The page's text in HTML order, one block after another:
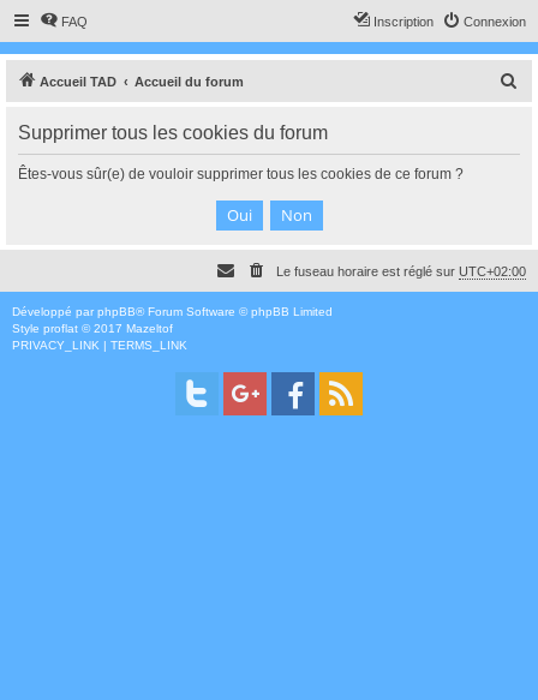
FAQ Connexion
Inscription
Accueil TAD Accueil du forum
c
h
Supprimer tous les cookies du forum
Êtes-vous sûr(e) de vouloir supprimer tous les cookies de ce forum ?
Le fuseau horaire est réglé sur UTC+02:00
Développé par phpBB® Forum Software © phpBB Limited
Style proflat © 2017 Mazeltof
PRIVACY_LINK | TERMS_LINK